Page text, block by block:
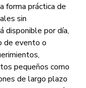
forma práctica de
sin
disponible por día,
de evento o
pequeños como
de largo plazo